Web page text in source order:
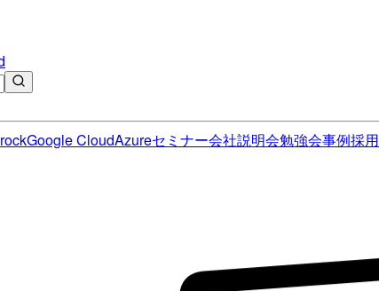
Google CloudAzureセミナー会社説明会勉強会事例採用